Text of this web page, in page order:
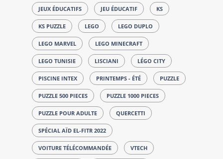
JEUX ÉDUCATIFS JEU ÉDUCATIF KS
KS PUZZLE LEGO LEGO DUPLO
LEGO MARVEL LEGO MINECRAFT
LEGO TUNISIE LISCIANI LÉGO CITY
PISCINE INTEX PRINTEMPS - ÉTÉ PUZZLE
PUZZLE 500 PIECES PUZZLE 1000 PIECES
PUZZLE POUR ADULTE QUERCETTI
SPÉCIAL AÏD EL-FITR 2022
VOITURE TÉLÉCOMMANDÉE VTECH